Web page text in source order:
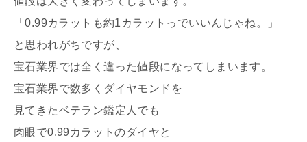
「0.99カラットも約1カラットっでいいんじゃね。」
と思われがちですが、
宝石業界では全く違った値段になってしまいます。
宝石業界で数多くダイヤモンドを
見てきたベテラン鑑定人でも
肉眼で0.99カラットのダイヤと